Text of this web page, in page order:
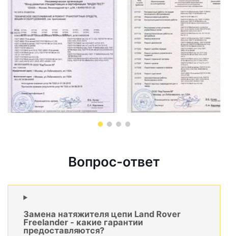
Вопрос-ответ
Замена натяжителя цепи Land Rover
Freelander - какие гарантии
предоставляются?